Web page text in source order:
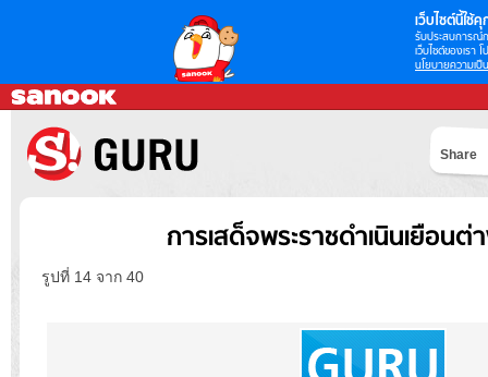
เว็บไซต์นี้ใช้คุ
รับประสบการณ์
เว็บไซต์ของเรา
นโยบายความเป็
Share
การเสด็จพระราชดำเนินเยือนต่
รูปที่ 14 จาก 40